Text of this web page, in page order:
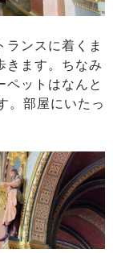
ンスに着くま
きます。ちなみ
ペットはなんと
。部屋にいたっ